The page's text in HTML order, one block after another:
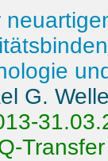
G.
Transfer